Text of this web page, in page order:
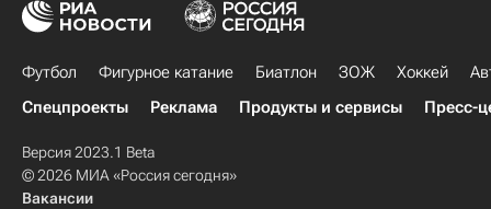
Футбол Фигурное катание Биатлон ЗОЖ Хоккей
Спецпроекты
Реклама Продукты и сервисы Пресс-
Версия 2023.1 Beta
© 2026 МИА «Россия сегодня»
Вакансии